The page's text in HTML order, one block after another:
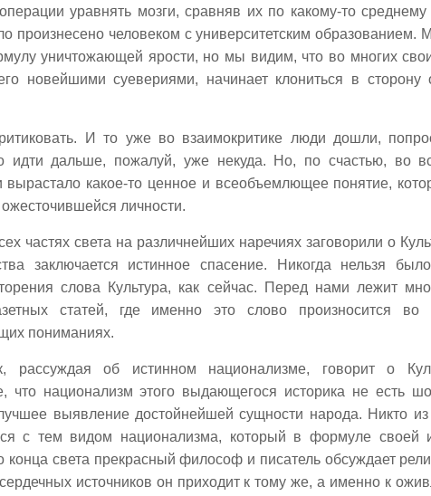
уравнять мозги, сравняв их по какому-то
произнесено человеком с университетским
уничтожающей ярости, но мы видим, что во многих
новейшими суевериями, начинает клониться в сторону
И то уже во взаимокритике люди дошли,
идти дальше, пожалуй, уже некуда. Но, по счастью, во
вырастало какое-то ценное и всеобъемлющее понятие,
личности.
частях света на различнейших наречиях заговорили о
заключается истинное спасение. Никогда нельзя
слова Культура, как сейчас. Перед нами лежит
статей, где именно это слово произносится во
пониманиях.
рассуждая об истинном национализме, говорит о
что национализм этого выдающегося историка не есть
выявление достойнейшей сущности народа. Никто
с тем видом национализма, который в формуле своей
конца света прекрасный философ и писатель обсуждает
источников он приходит к тому же, а именно к